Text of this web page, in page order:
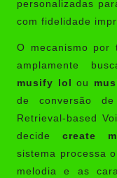
personalizadas
com fidelidade
O mecanismo por
amplamente
musify lol
ou
de conversão
Retrieval-based
decide create
sistema processa
melodia e as